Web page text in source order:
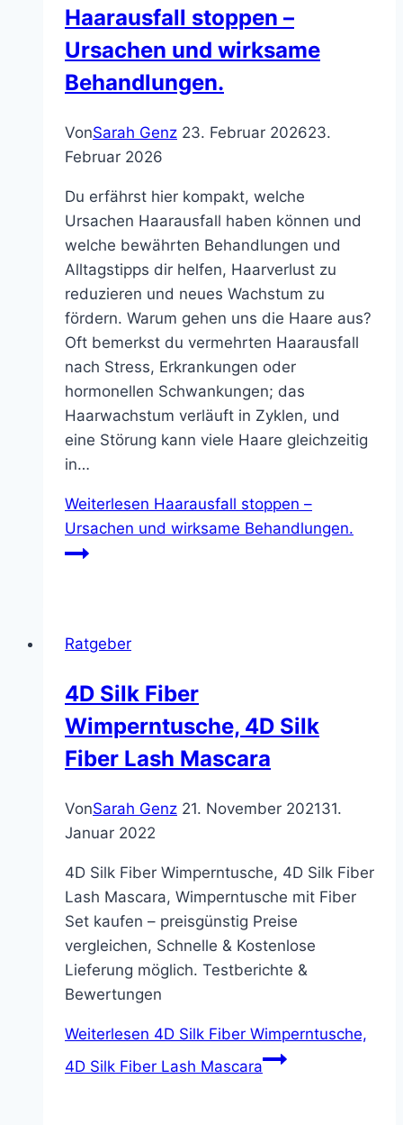
Haarausfall stoppen –
Ursachen und wirksame
Behandlungen.
VonSarah Genz 23. Februar 202623.
Februar 2026
Du erfährst hier kompakt, welche
Ursachen Haarausfall haben können und
welche bewährten Behandlungen und
Alltagstipps dir helfen, Haarverlust zu
reduzieren und neues Wachstum zu
fördern. Warum gehen uns die Haare aus?
Oft bemerkst du vermehrten Haarausfall
nach Stress, Erkrankungen oder
hormonellen Schwankungen; das
Haarwachstum verläuft in Zyklen, und
eine Störung kann viele Haare gleichzeitig
in…
Weiterlesen Haarausfall stoppen –
Ursachen und wirksame Behandlungen.
Ratgeber
4D Silk Fiber
Wimperntusche, 4D Silk
Fiber Lash Mascara
VonSarah Genz 21. November 202131.
Januar 2022
4D Silk Fiber Wimperntusche, 4D Silk Fiber
Lash Mascara, Wimperntusche mit Fiber
Set kaufen – preisgünstig Preise
vergleichen, Schnelle & Kostenlose
Lieferung möglich. Testberichte &
Bewertungen
Weiterlesen 4D Silk Fiber Wimperntusche,
4D Silk Fiber Lash Mascara